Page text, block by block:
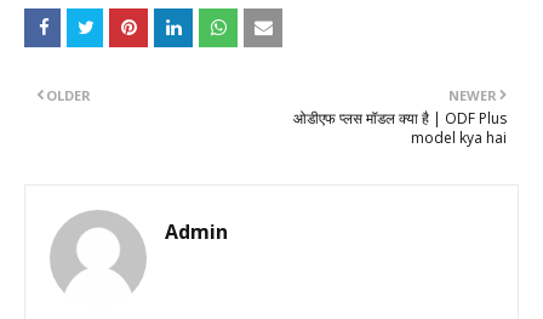
NEWER
ओडीएफ प्लस मॉडल क्या है | ODF Plus
model kya hai
OLDER
Admin